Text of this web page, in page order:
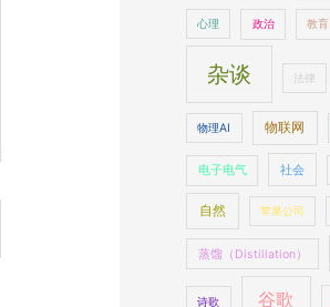
心理 政治 教育
杂谈 法律
物理AI 物联网
电子电气 社会
自然 苹果公司
蒸馏（Distillation）
诗歌 谷歌